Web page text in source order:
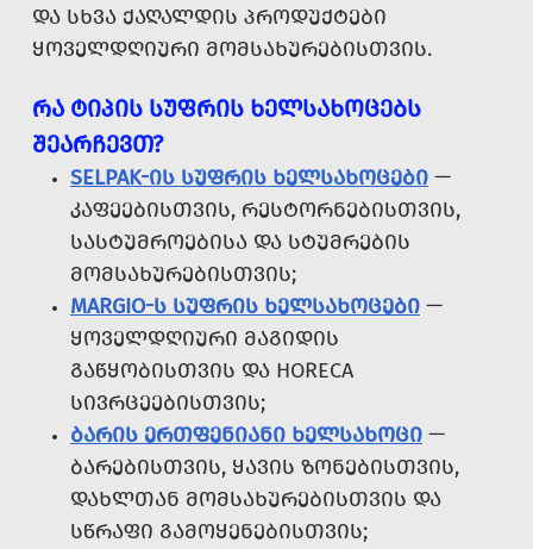
ᲓᲐ ᲡᲮᲕᲐ ᲥᲐᲦᲐᲚᲓᲘᲡ ᲞᲠᲝᲓᲣᲥᲢᲔᲑᲘ
ᲧᲝᲕᲔᲚᲓᲦᲘᲣᲠᲘ ᲛᲝᲛᲡᲐᲮᲣᲠᲔᲑᲘᲡᲗᲕᲘᲡ.
ᲠᲐ ᲢᲘᲞᲘᲡ ᲡᲣᲤᲠᲘᲡ ᲮᲔᲚᲡᲐᲮᲝᲪᲔᲑᲡ
ᲨᲔᲐᲠᲩᲔᲕᲗ?
SELPAK-ᲘᲡ ᲡᲣᲤᲠᲘᲡ ᲮᲔᲚᲡᲐᲮᲝᲪᲔᲑᲘ —
ᲙᲐᲤᲔᲔᲑᲘᲡᲗᲕᲘᲡ, ᲠᲔᲡᲢᲝᲠᲜᲔᲑᲘᲡᲗᲕᲘᲡ,
ᲡᲐᲡᲢᲣᲛᲠᲝᲔᲑᲘᲡᲐ ᲓᲐ ᲡᲢᲣᲛᲠᲔᲑᲘᲡ
ᲛᲝᲛᲡᲐᲮᲣᲠᲔᲑᲘᲡᲗᲕᲘᲡ;
MARGIO-Ს ᲡᲣᲤᲠᲘᲡ ᲮᲔᲚᲡᲐᲮᲝᲪᲔᲑᲘ —
ᲧᲝᲕᲔᲚᲓᲦᲘᲣᲠᲘ ᲛᲐᲒᲘᲓᲘᲡ
ᲒᲐᲬᲧᲝᲑᲘᲡᲗᲕᲘᲡ ᲓᲐ HORECA
ᲡᲘᲕᲠᲪᲔᲔᲑᲘᲡᲗᲕᲘᲡ;
ᲑᲐᲠᲘᲡ ᲔᲠᲗᲤᲔᲜᲘᲐᲜᲘ ᲮᲔᲚᲡᲐᲮᲝᲪᲘ —
ᲑᲐᲠᲔᲑᲘᲡᲗᲕᲘᲡ, ᲧᲐᲕᲘᲡ ᲖᲝᲜᲔᲑᲘᲡᲗᲕᲘᲡ,
ᲓᲐᲮᲚᲗᲐᲜ ᲛᲝᲛᲡᲐᲮᲣᲠᲔᲑᲘᲡᲗᲕᲘᲡ ᲓᲐ
ᲡᲬᲠᲐᲤᲘ ᲒᲐᲛᲝᲧᲔᲜᲔᲑᲘᲡᲗᲕᲘᲡ;